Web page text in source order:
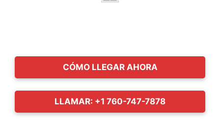
CÓMO LLEGAR AHORA
LLAMAR: +1 760-747-7878